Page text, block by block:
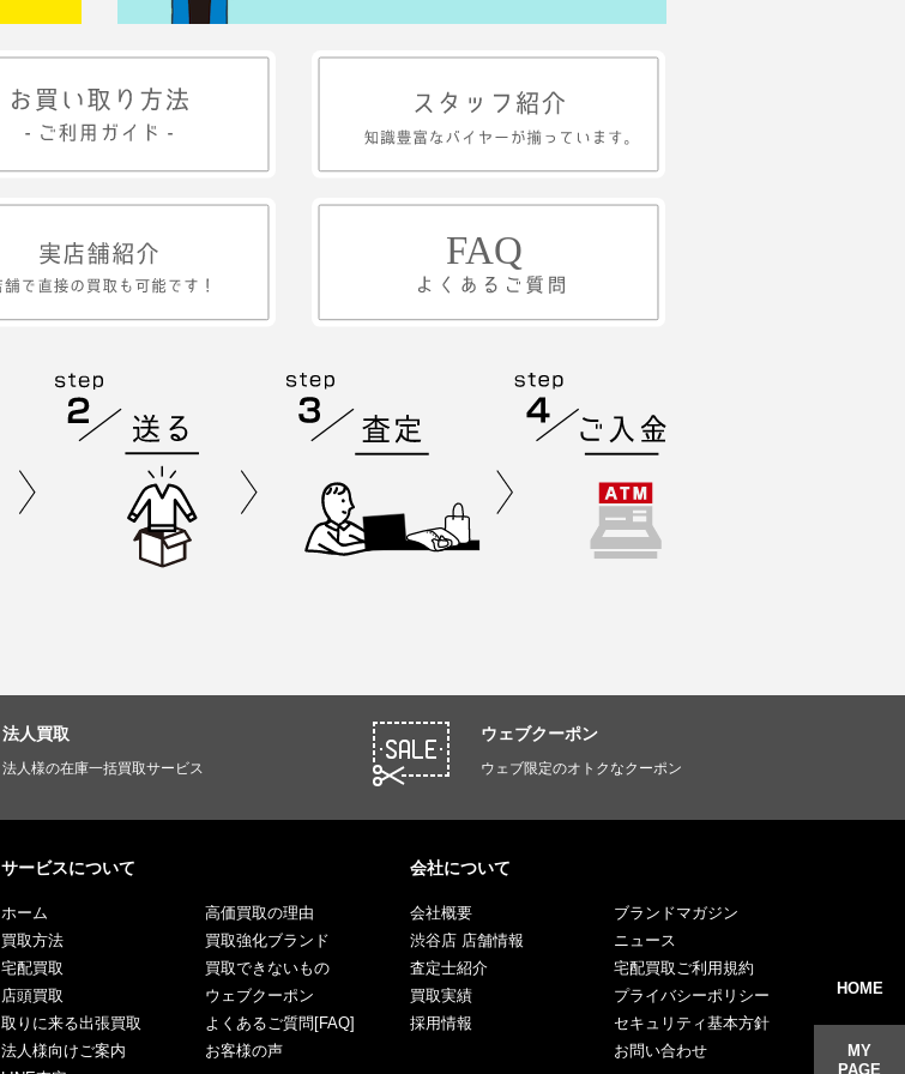
法人買取
法人様の在庫一括買取サービス
ウェブクーポン
ウェブ限定のオトクなクーポン
サービスについて
ホーム
買取方法
宅配買取
店頭買取
取りに来る出張買取
法人様向けご案内
高価買取の理由
買取強化ブランド
買取できないもの
ウェブクーポン
よくあるご質問[FAQ]
お客様の声
会社について
会社概要
渋谷店 店舗情報
査定士紹介
買取実績
採用情報
ブランドマガジン
ニュース
宅配買取ご利用規約
プライバシーポリシー
セキュリティ基本方針
お問い合わせ
HOME
MY
PAGE